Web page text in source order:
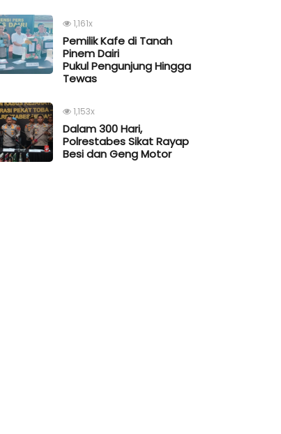
1,161x
Pemilik Kafe di Tanah
Pinem Dairi
Pukul Pengunjung Hingga
Tewas
1,153x
Dalam 300 Hari,
Polrestabes Sikat Rayap
Besi dan Geng Motor